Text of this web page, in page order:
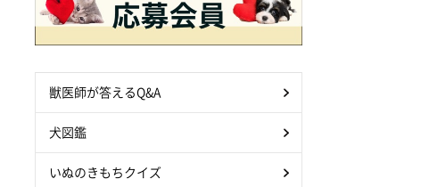
獣医師が答えるQ&A
犬図鑑
いぬのきもちクイズ